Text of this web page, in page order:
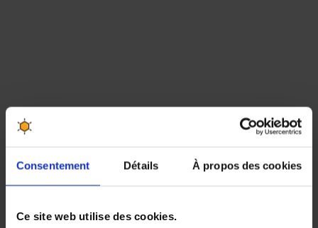
Consentement Détails À propos des cookies
Ce site web utilise des cookies.
Produits associés